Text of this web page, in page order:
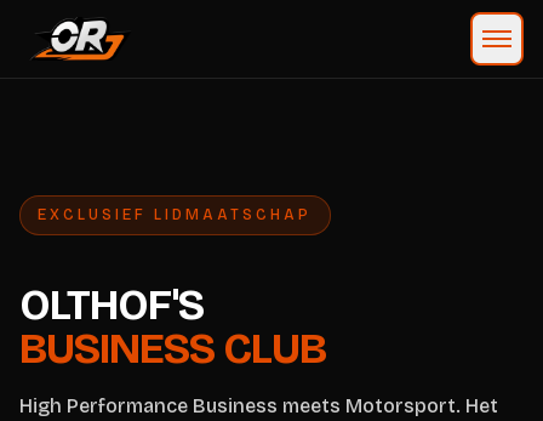
EXCLUSIEF LIDMAATSCHAP
OLTHOF'S
BUSINESS CLUB
High Performance Business meets Motorsport. Het